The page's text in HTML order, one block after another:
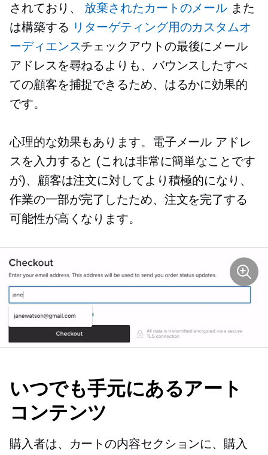
されており、 放棄されたカートのメール また
は構築する リターゲティング用のカスタムオ
ーディエンスチェックアウトの最後にメール
アドレスを尋ねるよりも、バウンスしたすべ
ての顧客を捕捉できるため、はるかに効果的
です。
心理的な効果もあります。電子メール アドレ
スを入力すると (これは非常に簡単なことです
が)、顧客は注文に対してより積極的になり、
作業の一部が完了したため、注文を完了する
可能性が高くなります。
いつでも手元にあるアート
コンテンツ
購入者は、カートの内容セクションに、購入